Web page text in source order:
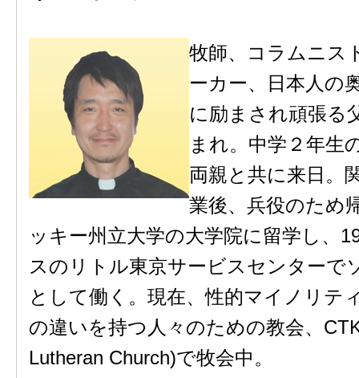
牧師、コラムニス
ーカー、日本人の
に励まされ頑張る
まれ。中学２年生
両親と共に来日。
業後、兵役のため
ッキー州立大学の大学院に留学し、
スのリトル東京サービスセンターで
として働く。現在、性的マイノリテ
の違いを持つ人々のための教会、
Lutheran Church)で牧会中。